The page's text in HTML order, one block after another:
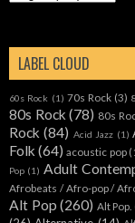
LABEL CLOUD
60s Rock (1) 70s Rock (3)
80s Rock (78) 80s
Rock (84) Acid Jazz (1)
Folk (64) acoustic pop
Pop (1) Adult
Afrobeats / Afro-pop /
Alt Pop (260) Alt Pop.